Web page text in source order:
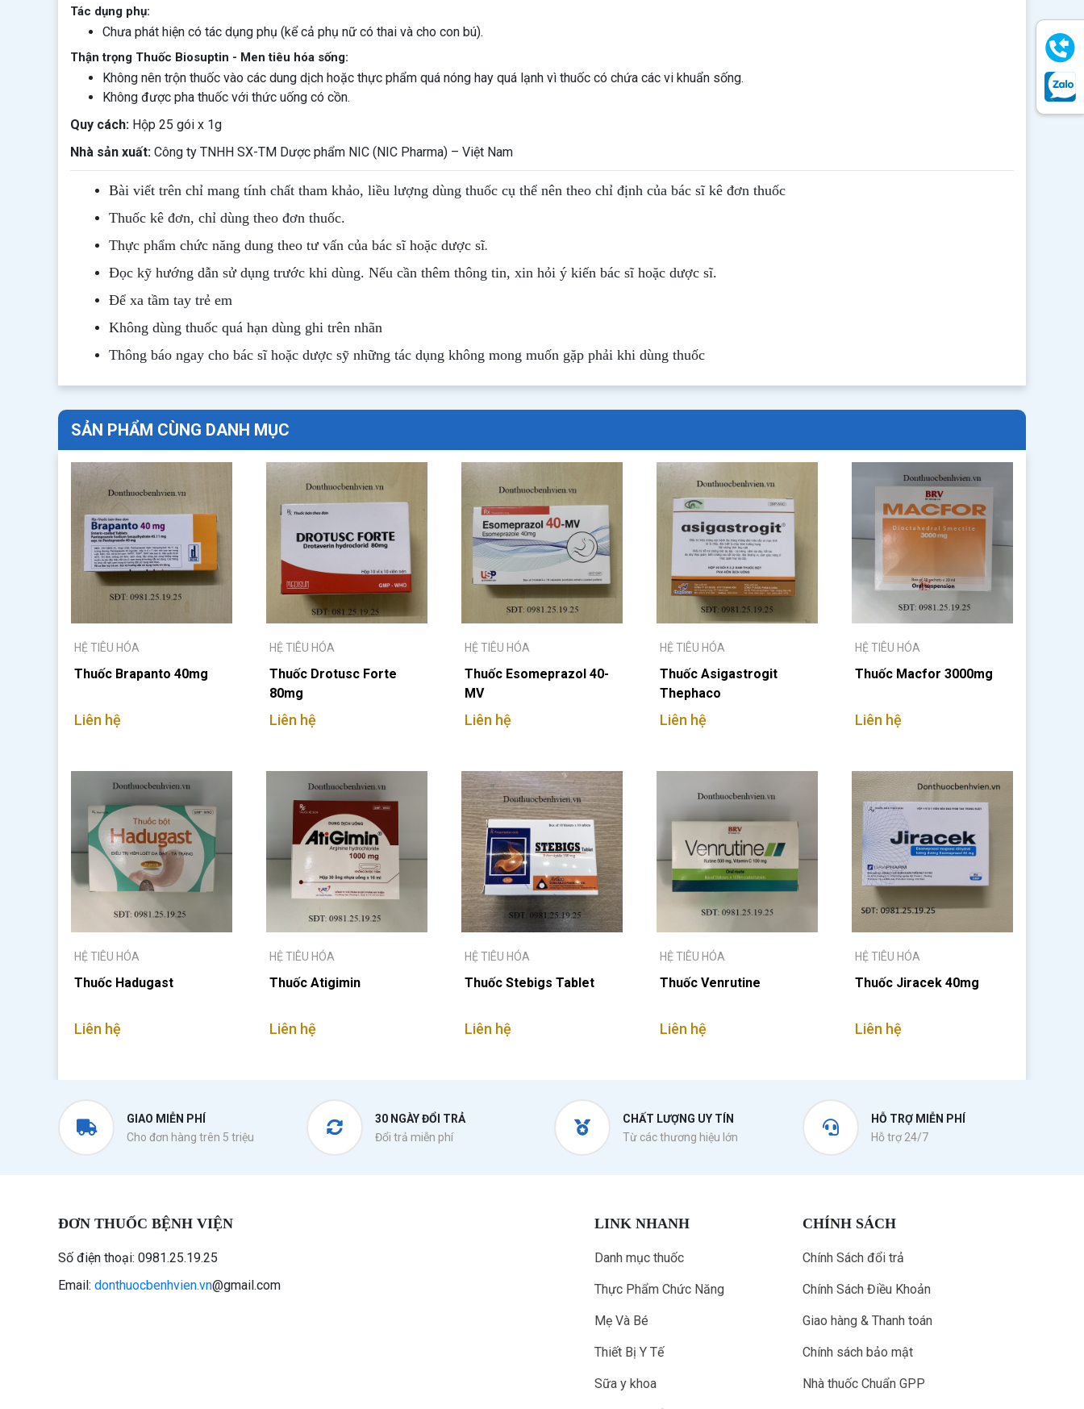
Tác dụng phụ:
Chưa phát hiện có tác dụng phụ (kể cả phụ nữ có thai và cho con bú).
Thận trọng Thuốc Biosuptin - Men tiêu hóa sống:
Không nên trộn thuốc vào các dung dịch hoặc thực phẩm quá nóng hay quá lạnh vì thuốc có chứa các vi khuẩn sống.
Không được pha thuốc với thức uống có cồn.
Quy cách: Hộp 25 gói x 1g
Nhà sản xuất: Công ty TNHH SX-TM Dược phẩm NIC (NIC Pharma) – Việt Nam
Bài viết trên chỉ mang tính chất tham khảo, liều lượng dùng thuốc cụ thể nên theo chỉ định của bác sĩ kê đơn thuốc
Thuốc kê đơn, chỉ dùng theo đơn thuốc.
Thực phẩm chức năng dung theo tư vấn của bác sĩ hoặc dược sĩ.
Đọc kỹ hướng dẫn sử dụng trước khi dùng. Nếu cần thêm thông tin, xin hỏi ý kiến bác sĩ hoặc dược sĩ.
Để xa tầm tay trẻ em
Không dùng thuốc quá hạn dùng ghi trên nhãn
Thông báo ngay cho bác sĩ hoặc dược sỹ những tác dụng không mong muốn gặp phải khi dùng thuốc
SẢN PHẨM CÙNG DANH MỤC
HỆ TIÊU HÓA
Thuốc Brapanto 40mg
Liên hệ
HỆ TIÊU HÓA
Thuốc Drotusc Forte
80mg
Liên hệ
HỆ TIÊU HÓA
Thuốc Esomeprazol 40-
MV
Liên hệ
HỆ TIÊU HÓA
Thuốc Asigastrogit
Thephaco
Liên hệ
HỆ TIÊU HÓA
Thuốc Macfor 3000mg
Liên hệ
HỆ TIÊU HÓA
Thuốc Hadugast
Liên hệ
HỆ TIÊU HÓA
Thuốc Atigimin
Liên hệ
HỆ TIÊU HÓA
Thuốc Stebigs Tablet
Liên hệ
HỆ TIÊU HÓA
Thuốc Venrutine
Liên hệ
HỆ TIÊU HÓA
Thuốc Jiracek 40mg
Liên hệ
GIAO MIỄN PHÍ
Cho đơn hàng trên 5 triệu
30 NGÀY ĐỔI TRẢ
Đổi trả miễn phí
CHẤT LƯỢNG UY TÍN
Từ các thương hiệu lớn
HỖ TRỢ MIỄN PHÍ
Hỗ trợ 24/7
ĐƠN THUỐC BỆNH VIỆN
Số điện thoại: 0981.25.19.25
Email: donthuocbenhvien.vn@gmail.com
LINK NHANH
Danh mục thuốc
Thực Phẩm Chức Năng
Mẹ Và Bé
Thiết Bị Y Tế
Sữa y khoa
CHÍNH SÁCH
Chính Sách đổi trả
Chính Sách Điều Khoản
Giao hàng & Thanh toán
Chính sách bảo mật
Nhà thuốc Chuẩn GPP